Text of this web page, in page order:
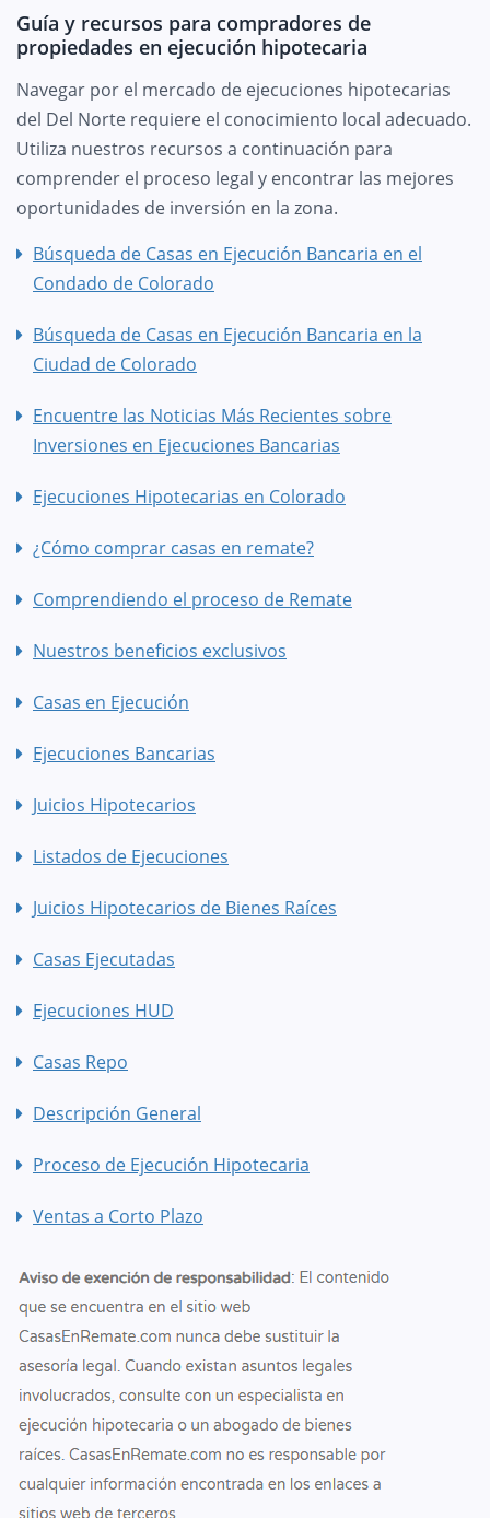
Guía y recursos para compradores de
propiedades en ejecución hipotecaria
Navegar por el mercado de ejecuciones hipotecarias
del Del Norte requiere el conocimiento local adecuado.
Utiliza nuestros recursos a continuación para
comprender el proceso legal y encontrar las mejores
oportunidades de inversión en la zona.
Búsqueda de Casas en Ejecución Bancaria en el
Condado de Colorado
Búsqueda de Casas en Ejecución Bancaria en la
Ciudad de Colorado
Encuentre las Noticias Más Recientes sobre
Inversiones en Ejecuciones Bancarias
Ejecuciones Hipotecarias en Colorado
¿Cómo comprar casas en remate?
Comprendiendo el proceso de Remate
Nuestros beneficios exclusivos
Casas en Ejecución
Ejecuciones Bancarias
Juicios Hipotecarios
Listados de Ejecuciones
Juicios Hipotecarios de Bienes Raíces
Casas Ejecutadas
Ejecuciones HUD
Casas Repo
Descripción General
Proceso de Ejecución Hipotecaria
Ventas a Corto Plazo